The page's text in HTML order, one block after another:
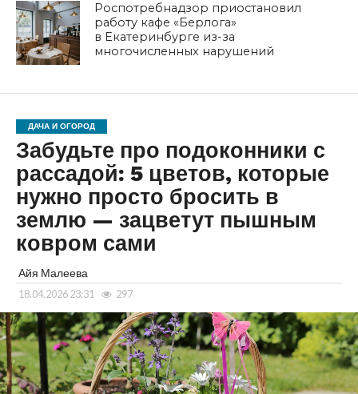
Роспотребнадзор приостановил
работу кафе «Берлога»
в Екатеринбурге из-за
многочисленных нарушений
ДАЧА И ОГОРОД
Забудьте про подоконники с
рассадой: 5 цветов, которые
нужно просто бросить в
землю — зацветут пышным
ковром сами
Айя Малеева
18.04.2026 23:31 297